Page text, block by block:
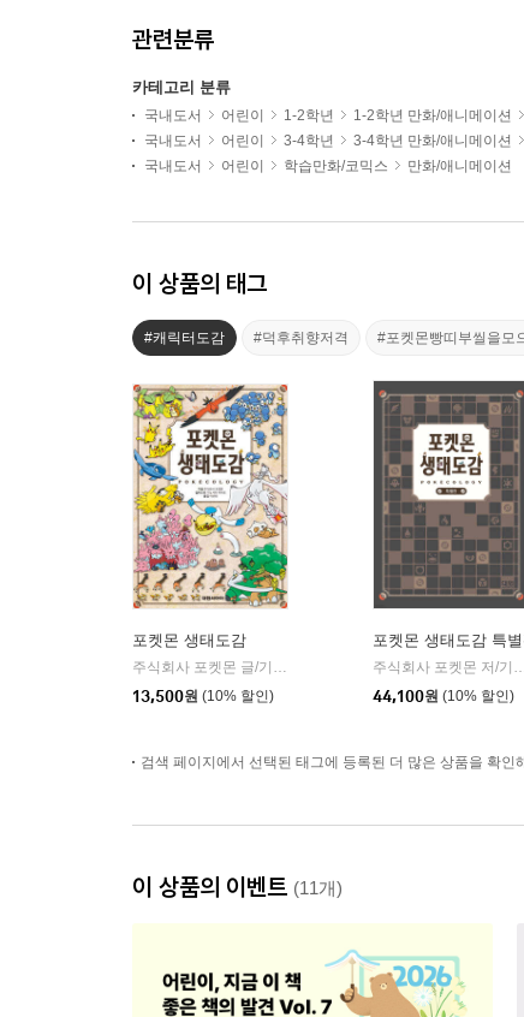
관련분류
카테고리 분류
국내도서 어린이 1-2학년 1-2학년 만화/애니메이션
국내도서
어린이 3-4학년 3-4학년 만화/애니메이션
국내도서
어린이 학습만화/코믹스 만화/애니메이션
이 상품의 태그
#캐릭터도감 #덕후취향저격 #포켓몬빵띠부씰을모
포켓몬 생태도감
주식회사 포켓몬 글/기노시타 치히로 그림/이선희 역 | 대원씨
13,500원 (10% 할인)
포켓몬 생태도감 특
주식회사 포켓몬 저/기노시타
44,100원 (10% 할인)
검색 페이지에서 선택된 태그에 등록된 더 많은 상품을 확인
이 상품의 이벤트 (11개)